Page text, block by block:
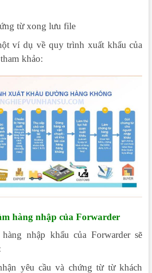
từ xong lưu file
ví dụ về quy trình xuất khẩu của
khảo:
hàng nhập của Forwarder
nhập khẩu của Forwarder sẽ
yêu cầu và chứng từ từ khách